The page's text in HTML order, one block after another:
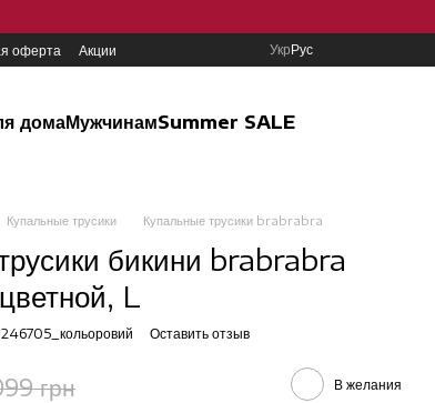
оферта Акции УкрРус
домаМужчинамSummer SALE
Купальные трусики Купальные трусики brabrabra
бикини brabrabra
L
Оставить отзыв
грн В желания